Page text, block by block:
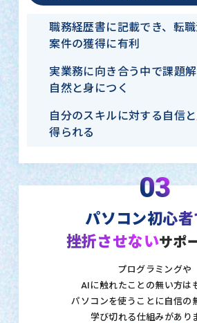
職務経歴書に記載でき、転
案件の獲得に有利
実業務に向き合う中で課題
自然と身につく
自分のスキルに対する自信
得られる
03
パソコン初心者
挫折させないサポ
プログラミングや
AIに触れたことの無い方は
パソコンを使うことに自信の
学び切れる仕組みがあり